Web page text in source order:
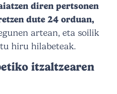
diren pertsonen
dute 24 orduan,
artean, eta soilik
hiru hilabeteak.
itzaltzearen